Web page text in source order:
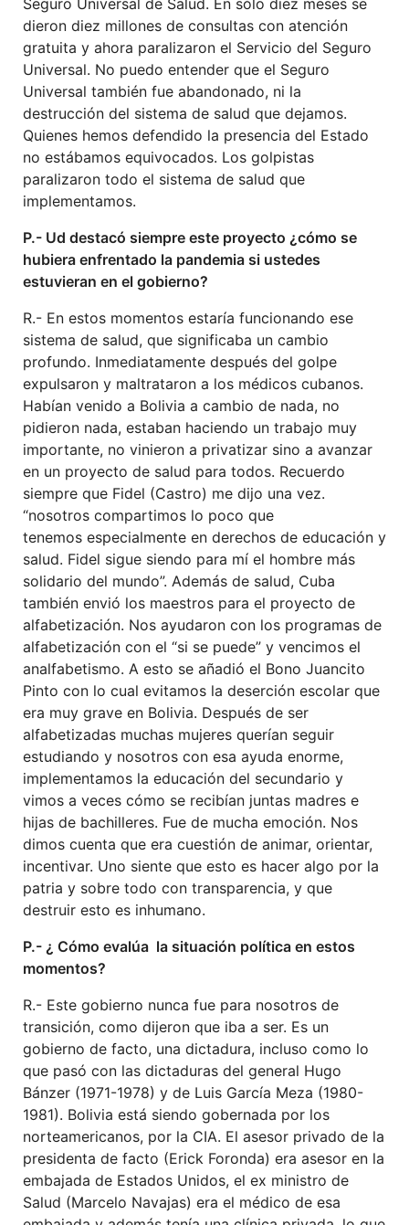
dieron diez millones de consultas con atención
gratuita y ahora paralizaron el Servicio del Seguro
Universal. No puedo entender que el Seguro
Universal también fue abandonado, ni la
destrucción del sistema de salud que dejamos.
Quienes hemos defendido la presencia del Estado
no estábamos equivocados. Los golpistas
paralizaron todo el sistema de salud que
implementamos.
P.- Ud destacó siempre este proyecto ¿cómo se
hubiera enfrentado la pandemia si ustedes
estuvieran en el gobierno?
R.- En estos momentos estaría funcionando ese
sistema de salud, que significaba un cambio
profundo. Inmediatamente después del golpe
expulsaron y maltrataron a los médicos cubanos.
Habían venido a Bolivia a cambio de nada, no
pidieron nada, estaban haciendo un trabajo muy
importante, no vinieron a privatizar sino a avanzar
en un proyecto de salud para todos. Recuerdo
siempre que Fidel (Castro) me dijo una vez.
“nosotros compartimos lo poco que
tenemos especialmente en derechos de educación y
salud. Fidel sigue siendo para mí el hombre más
solidario del mundo”. Además de salud, Cuba
también envió los maestros para el proyecto de
alfabetización. Nos ayudaron con los programas de
alfabetización con el “si se puede” y vencimos el
analfabetismo. A esto se añadió el Bono Juancito
Pinto con lo cual evitamos la deserción escolar que
era muy grave en Bolivia. Después de ser
alfabetizadas muchas mujeres querían seguir
estudiando y nosotros con esa ayuda enorme,
implementamos la educación del secundario y
vimos a veces cómo se recibían juntas madres e
hijas de bachilleres. Fue de mucha emoción. Nos
dimos cuenta que era cuestión de animar, orientar,
incentivar. Uno siente que esto es hacer algo por la
patria y sobre todo con transparencia, y que
destruir esto es inhumano.
P.- ¿ Cómo evalúa la situación política en estos
momentos?
R.- Este gobierno nunca fue para nosotros de
transición, como dijeron que iba a ser. Es un
gobierno de facto, una dictadura, incluso como lo
que pasó con las dictaduras del general Hugo
Bánzer (1971-1978) y de Luis García Meza (1980-
1981). Bolivia está siendo gobernada por los
norteamericanos, por la CIA. El asesor privado de la
presidenta de facto (Erick Foronda) era asesor en la
embajada de Estados Unidos, el ex ministro de
Salud (Marcelo Navajas) era el médico de esa